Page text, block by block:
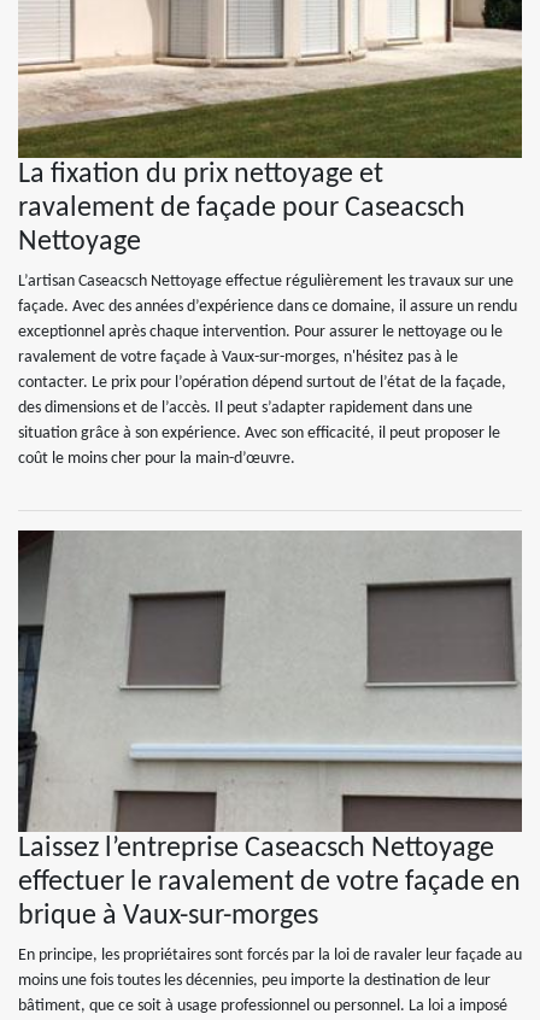
La fixation du prix nettoyage et
ravalement de façade pour Caseacsch
Nettoyage
L’artisan Caseacsch Nettoyage effectue régulièrement les travaux sur une
façade. Avec des années d’expérience dans ce domaine, il assure un rendu
exceptionnel après chaque intervention. Pour assurer le nettoyage ou le
ravalement de votre façade à Vaux-sur-morges, n'hésitez pas à le
contacter. Le prix pour l’opération dépend surtout de l’état de la façade,
des dimensions et de l’accès. Il peut s’adapter rapidement dans une
situation grâce à son expérience. Avec son efficacité, il peut proposer le
coût le moins cher pour la main-d’œuvre.
Laissez l’entreprise Caseacsch Nettoyage
effectuer le ravalement de votre façade en
brique à Vaux-sur-morges
En principe, les propriétaires sont forcés par la loi de ravaler leur façade au
moins une fois toutes les décennies, peu importe la destination de leur
bâtiment, que ce soit à usage professionnel ou personnel. La loi a imposé